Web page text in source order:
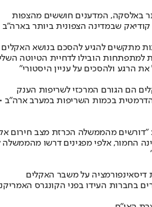
באלסקה, המדענים חוששים מהצפות
מתקשים להגיע להסכם בנושא האקלים
למתפתחות הובילו לדחיית הטיוטה
את הרגע ולהסכים על עניין היסטורי"
הם הגורם המרכזי לשריפות הענק
"דורשים מהממשלה הכרזת מצב חירום
החמור, אלפי מפגינים דרשו
על משבר האקלים
בחברות העידו בפני הקונגרס